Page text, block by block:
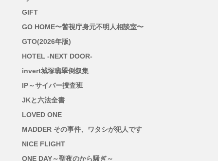
GIFT
GO HOME〜警視庁身元不明人相談室〜
GTO(2026年版)
HOTEL -NEXT DOOR-
invert城塚翡翠倒叙集
IP～サイバー捜査班
JKと六法全書
LOVED ONE
MADDER その事件、ワタシが犯人です
NICE FLIGHT
ONE DAY～聖夜のから騒ぎ～